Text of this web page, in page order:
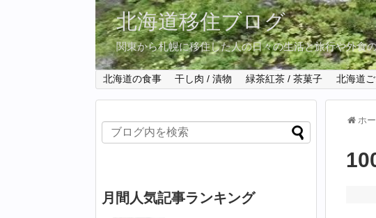
北海道移住ブログ
関東から札幌に移住した人の日々の生活と旅行や外食
北海道の食事 干し肉 / 漬物 緑茶紅茶 / 茶菓子 北海道
ホ
月間人気記事ランキング